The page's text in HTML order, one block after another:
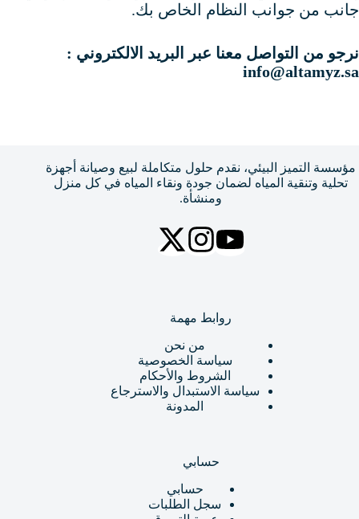
جانب من جوانب النظام الخاص بك.
نرجو من التواصل معنا عبر البريد الالكتروني :
info@altamyz.sa
مؤسسة التميز البيئي، نقدم حلول متكاملة لبيع وصيانة أجهزة
تحلية وتنقية المياه لضمان جودة ونقاء المياه في كل منزل
ومنشأة.
روابط مهمة
من نحن
سياسة الخصوصية
الشروط والأحكام
سياسة الاستبدال والاسترجاع
المدونة
حسابي
حسابي
سجل الطلبات